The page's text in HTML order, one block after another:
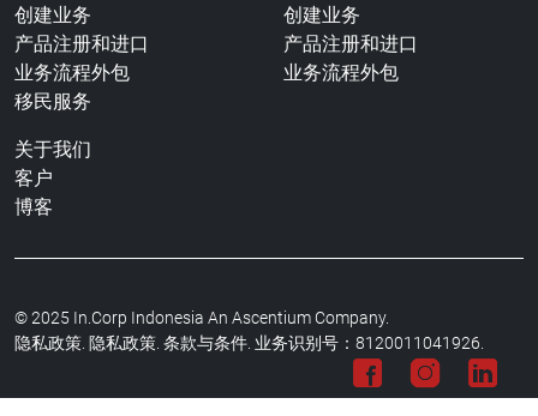
创建业务
产品注册和进口
业务流程外包
移民服务
创建业务
产品注册和进口
业务流程外包
关于我们
客户
博客
© 2025 In.Corp Indonesia An Ascentium Company.
隐私政策. 隐私政策. 条款与条件. 业务识别号：8120011041926.